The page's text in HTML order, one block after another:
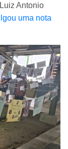
Antonio
uma nota